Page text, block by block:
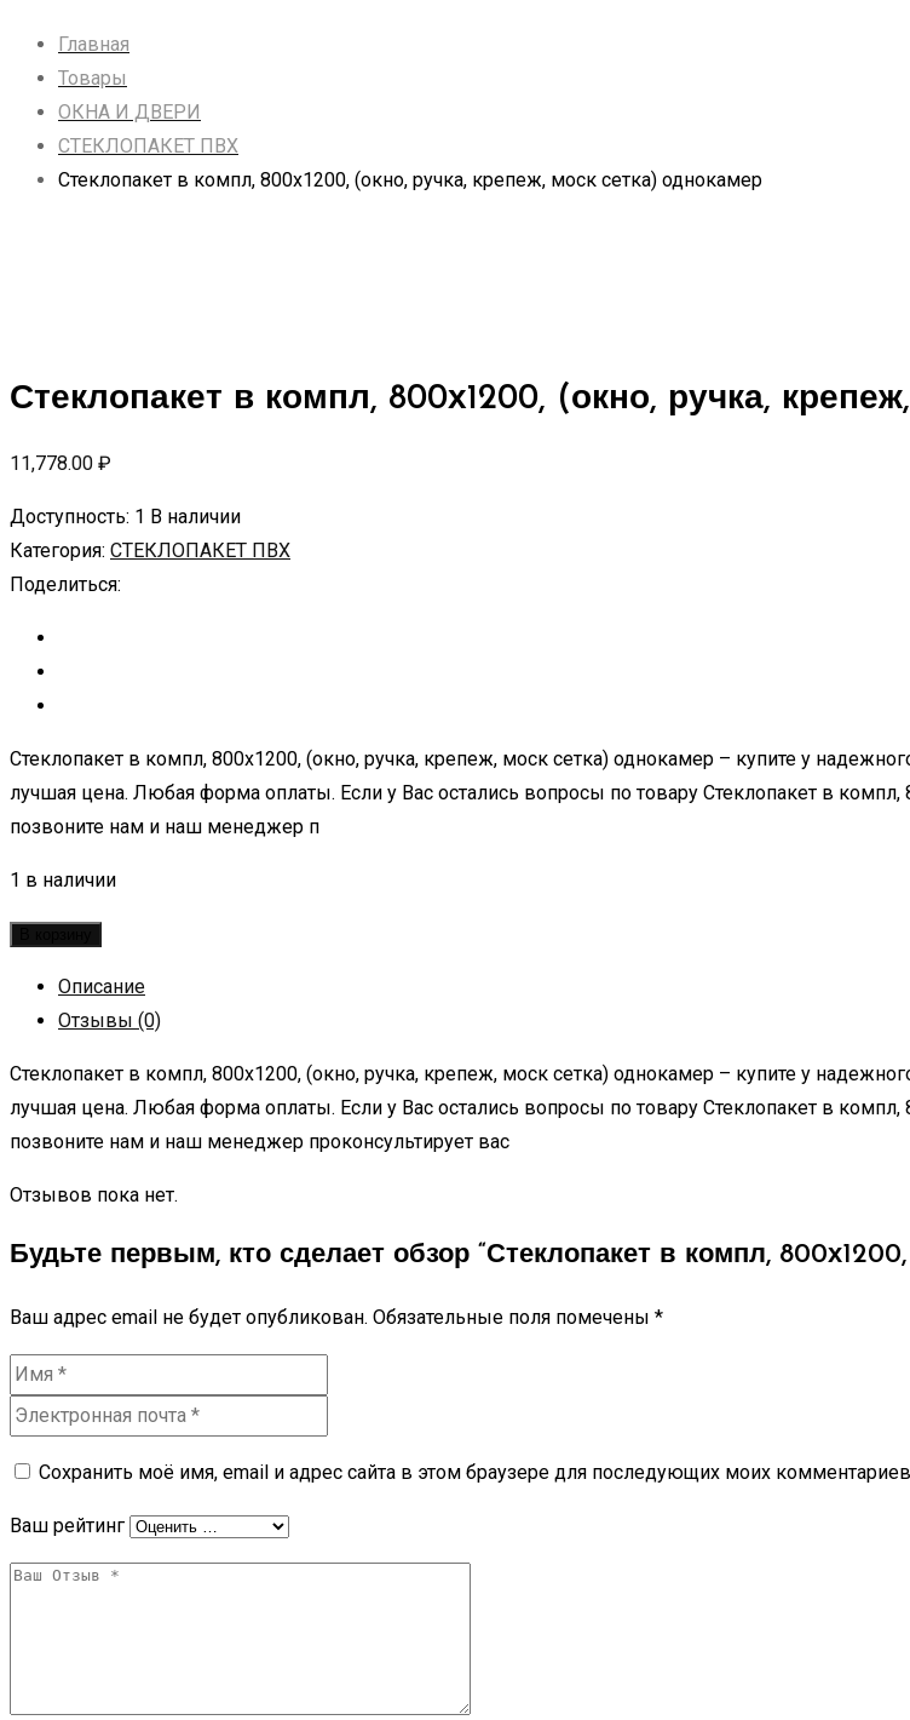
Главная
Товары
ОКНА И ДВЕРИ
СТЕКЛОПАКЕТ ПВХ
Стеклопакет в компл, 800х1200, (окно, ручка, крепеж, моск сетка) однокамер
Стеклопакет в компл, 800х1200, (окно, ручка,
11,778.00 ₽
Доступность: 1 В наличии
Категория: СТЕКЛОПАКЕТ ПВХ
Поделиться:
Стеклопакет в компл, 800х1200, (окно, ручка, крепеж, моск сетка) однокамер – купите у
лучшая цена. Любая форма оплаты. Если у Вас остались вопросы по товару Стеклопакет в
позвоните нам и наш менеджер п
1 в наличии
Описание
Отзывы (0)
Стеклопакет в компл, 800х1200, (окно, ручка, крепеж, моск сетка) однокамер – купите у
лучшая цена. Любая форма оплаты. Если у Вас остались вопросы по товару Стеклопакет в
позвоните нам и наш менеджер проконсультирует вас
Отзывов пока нет.
Будьте первым, кто сделает обзор “Стеклопакет в компл,
Ваш адрес email не будет опубликован. Обязательные поля помечены *
Сохранить моё имя, email и адрес сайта в этом браузере для последующих моих
Ваш рейтинг